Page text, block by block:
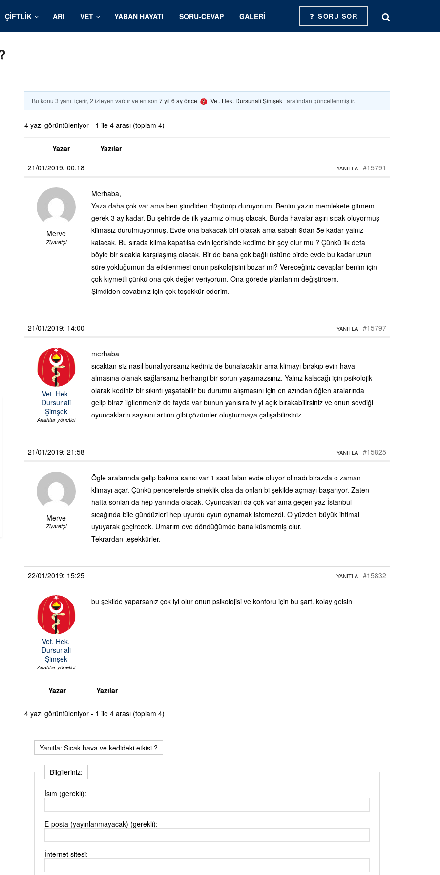
ÇIFTLIK ARI VET YABAN HAYATI SORU-CEVAP GALERI SORU SOR
Bu konu 3 yanıt içerir, 2 izleyen vardır ve en son 7 yıl 6 ay önce Vet. Hek. Dursunali Şimşek tarafından güncellenmiştir.
4 yazı görüntüleniyor - 1 ile 4 arası (toplam 4)
Yazar
Yazılar
21/01/2019: 00:18
#15791
YANITLA
Merve
Ziyaretçi
Merhaba,
Yaza daha çok var ama ben şimdiden düşünüp duruyorum. Benim yazın memlekete gitmem
gerek 3 ay kadar. Bu şehirde de ilk yazımız olmuş olacak. Burda havalar aşırı sıcak oluyormuş
klimasız durulmuyormuş. Evde ona bakacak biri olacak ama sabah 9dan 5e kadar yalnız
kalacak. Bu sırada klima kapatılsa evin içerisinde kedime bir şey olur mu ? Çünkü ilk defa
böyle bir sıcakla karşılaşmış olacak. Bir de bana çok bağlı üstüne birde evde bu kadar uzun
süre yokluğumun da etkilenmesi onun psikolojisini bozar mı? Vereceğiniz cevaplar benim için
çok kıymetli çünkü ona çok değer veriyorum. Ona görede planlarımı değiştircem.
Şimdiden cevabınız için çok teşekkür ederim.
21/01/2019: 14:00 #15797
YANITLA
Vet. Hek.
Dursunali
Şimşek
Anahtar yönetici
merhaba
sıcaktan siz nasıl bunalıyorsanız kediniz de bunalacaktır ama klimayı bırakıp evin hava
almasına olanak sağlarsanız herhangi bir sorun yaşamazsınız. Yalnız kalacağı için psikolojik
olarak kediniz bir sıkıntı yaşatabilir bu durumu alışmasını için en azından öğlen aralarında
gelip biraz ilgilenmeniz de fayda var bunun yanısıra tv yi açık bırakabilirsiniz ve onun sevdiği
oyuncakların sayısını artırın gibi çözümler oluşturmaya çalışabilirsiniz
21/01/2019: 21:58 #15825
YANITLA
Merve
Ziyaretçi
Ögle aralarında gelip bakma sansı var 1 saat falan evde oluyor olmadı birazda o zaman
klimayı açar. Çünkü pencerelerde sineklik olsa da onları bi şekilde açmayı başarıyor. Zaten
hafta sonları da hep yanında olacak. Oyuncakları da çok var ama geçen yaz İstanbul
sıcağında bile gündüzleri hep uyurdu oyun oynamak istemezdi. O yüzden büyük ihtimal
uyuyarak geçirecek. Umarım eve döndüğümde bana küsmemiş olur.
Tekrardan teşekkürler.
22/01/2019: 15:25 #15832
YANITLA
Vet. Hek.
Dursunali
Şimşek
Anahtar yönetici
bu şekilde yaparsanız çok iyi olur onun psikolojisi ve konforu için bu şart. kolay gelsin
Yazar Yazılar
4 yazı görüntüleniyor - 1 ile 4 arası (toplam 4)
Yanıtla: Sıcak hava ve kedideki etkisi ?
Bilgileriniz:
İsim (gerekli):
E-posta (yayınlanmayacak) (gerekli):
İnternet sitesi: